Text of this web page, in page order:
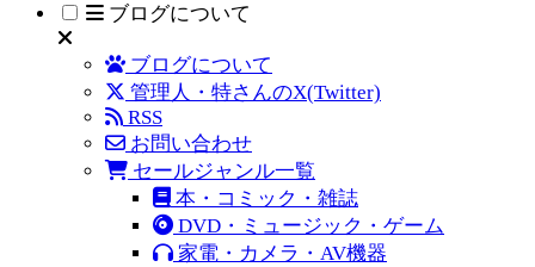
ブログについて
ブログについて
管理人・特さんのX(Twitter)
RSS
お問い合わせ
セールジャンル一覧
本・コミック・雑誌
DVD・ミュージック・ゲーム
家電・カメラ・AV機器